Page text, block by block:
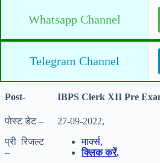
Whatsapp Channel
Telegram Channel
Post- IBPS Clerk XII Pre
पोस्ट डेट –
27-09-2022,
प्री रिजल्ट
–
मार्क्स,
क्लिक करें,